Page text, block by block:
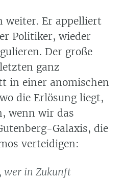
weiter. Er appelliert
Politiker, wieder
Der große
ganz
in einer anomischen
die Erlösung liegt,
wenn wir das
Galaxis, die
verteidigen:
wer in Zukunft